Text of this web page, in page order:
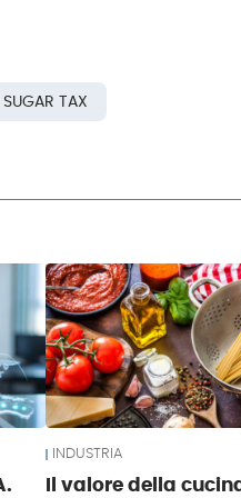
SUGAR TAX
INDUSTRIA
Il valore della